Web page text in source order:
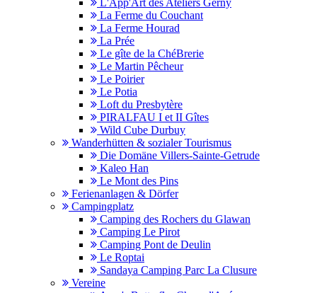
L'App'Art des Ateliers Gerny
La Ferme du Couchant
La Ferme Hourad
La Prée
Le gîte de la ChéBrerie
Le Martin Pêcheur
Le Poirier
Le Potia
Loft du Presbytère
PIRALFAU I et II Gîtes
Wild Cube Durbuy
Wanderhütten & sozialer Tourismus
Die Domäne Villers-Sainte-Getrude
Kaleo Han
Le Mont des Pins
Ferienanlagen & Dörfer
Campingplatz
Camping des Rochers du Glawan
Camping Le Pirot
Camping Pont de Deulin
Le Roptai
Sandaya Camping Parc La Clusure
Vereine